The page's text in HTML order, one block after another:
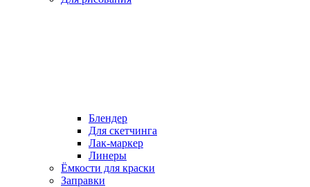
Блендер
Для скетчинга
Лак-маркер
Линеры
Ёмкости для краски
Заправки